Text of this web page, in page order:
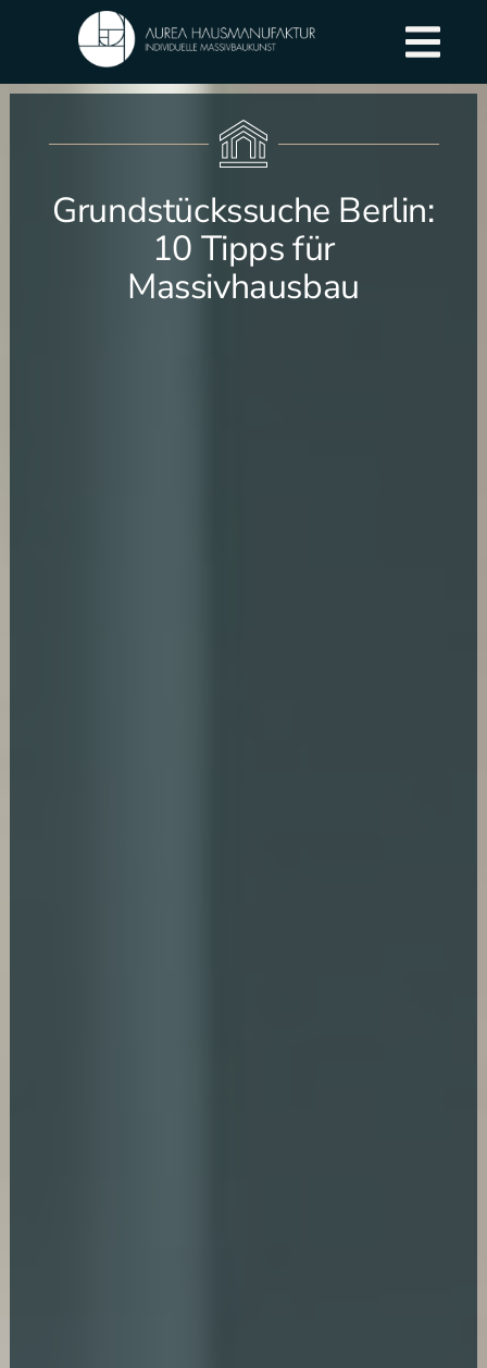
Grundstückssuche Berlin:
10 Tipps für
Massivhausbau